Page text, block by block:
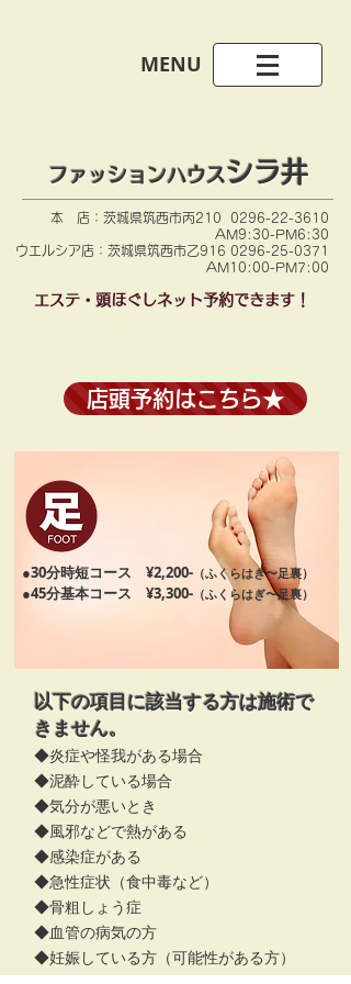
​MENU
ファッションハウスシラ井​
本 店：茨城県筑西市丙210 0296-22-3610
AM9:30-PM6:30
​ウエルシア店：茨城県筑西市乙916 0296-25-0371
AM10:00-PM7:00
​エステ・頭ほぐしネット予約できます！
店頭予約はこちら★
​●30分時短コース ¥2,200- （ふくらはぎ〜足裏）
​●45分基本コース ¥3,300- （ふくらはぎ〜足裏）
以下の項目に該当する方は施術で
きません。
◆炎症や怪我がある場合
◆泥酔している場合
◆気分が悪いとき
◆風邪などで熱がある
◆感染症がある
◆急性症状（食中毒など）
◆骨粗しょう症
◆血管の病気の方
◆妊娠している方（可能性がある方）